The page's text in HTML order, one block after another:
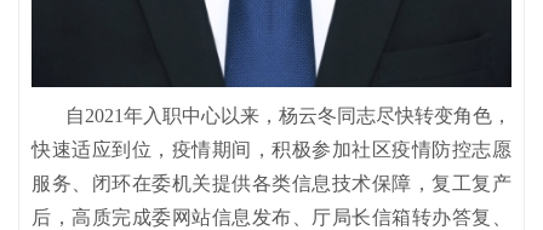
自2021年入职中心以来，杨云冬同志尽快转变角色，
快速适应到位，疫情期间，积极参加社区疫情防控志愿
服务、闭环在委机关提供各类信息技术保障，复工复产
后，高质完成委网站信息发布、厅局长信箱转办答复、